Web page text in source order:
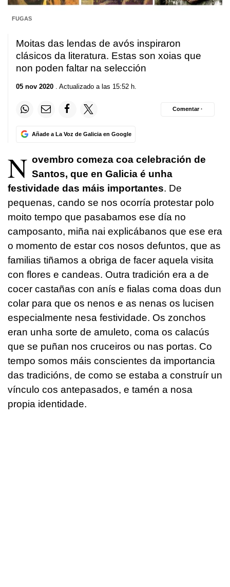
FUGAS
Moitas das lendas de avós inspiraron
clásicos da literatura. Estas son xoias que
non poden faltar na selección
05 nov 2020 . Actualizado a las 15:52 h.
Añade a La Voz de Galicia en Google
Comentar ·
N ovembro comeza coa celebración de
Santos, que en Galicia é unha
festividade das máis importantes. De
pequenas, cando se nos ocorría protestar polo
moito tempo que pasabamos ese día no
camposanto, miña nai explicábanos que ese era
o momento de estar cos nosos defuntos, que as
familias tiñamos a obriga de facer aquela visita
con flores e candeas. Outra tradición era a de
cocer castañas con anís e fialas coma doas dun
colar para que os nenos e as nenas os lucisen
especialmente nesa festividade. Os zonchos
eran unha sorte de amuleto, coma os calacús
que se puñan nos cruceiros ou nas portas. Co
tempo somos máis conscientes da importancia
das tradicións, de como se estaba a construír un
vínculo cos antepasados, e tamén a nosa
propia identidade.